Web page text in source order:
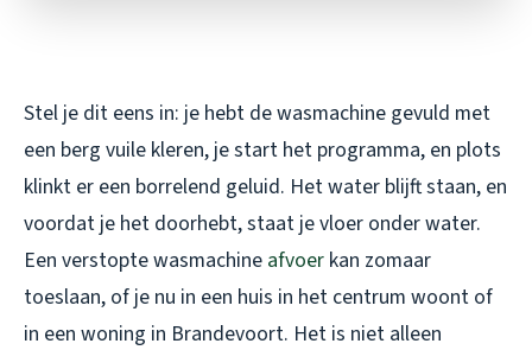
Stel je dit eens in: je hebt de wasmachine gevuld met
een berg vuile kleren, je start het programma, en plots
klinkt er een borrelend geluid. Het water blijft staan, en
voordat je het doorhebt, staat je vloer onder water.
Een verstopte wasmachine afvoer kan zomaar
toeslaan, of je nu in een huis in het centrum woont of
in een woning in Brandevoort. Het is niet alleen